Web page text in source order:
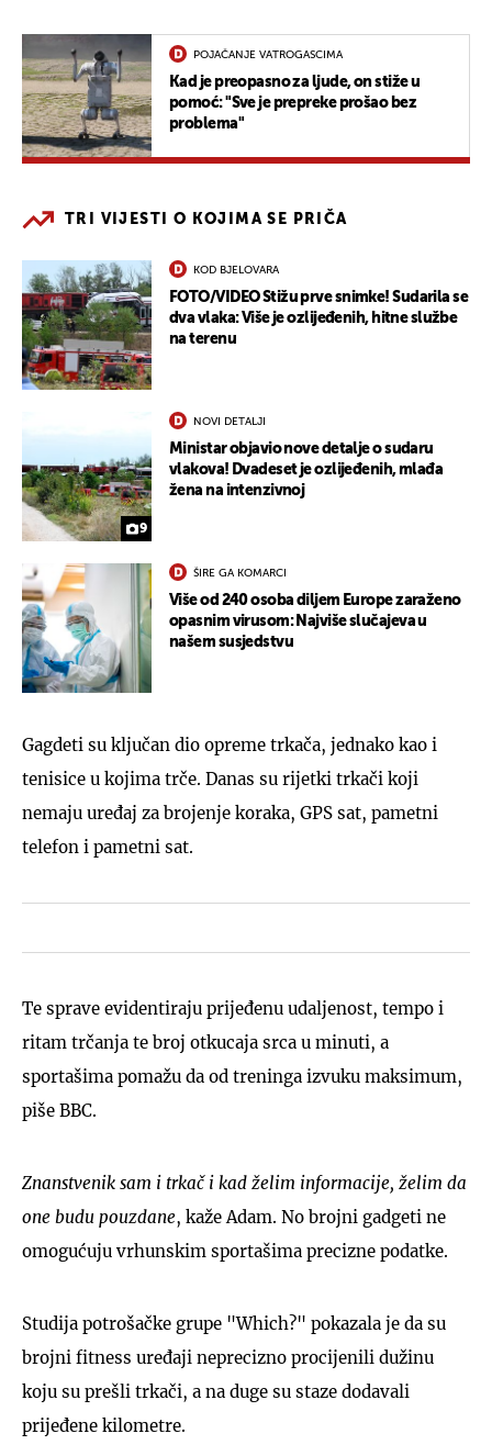
POJAČANJE VATROGASCIMA
Kad je preopasno za ljude, on stiže u
pomoć: "Sve je prepreke prošao bez
problema"
TRI VIJESTI O KOJIMA SE PRIČA
KOD BJELOVARA
FOTO/VIDEO Stižu prve snimke! Sudarila se
dva vlaka: Više je ozlijeđenih, hitne službe
na terenu
9
NOVI DETALJI
Ministar objavio nove detalje o sudaru
vlakova! Dvadeset je ozlijeđenih, mlađa
žena na intenzivnoj
ŠIRE GA KOMARCI
Više od 240 osoba diljem Europe zaraženo
opasnim virusom: Najviše slučajeva u
našem susjedstvu
Gagdeti su ključan dio opreme trkača, jednako kao i
tenisice u kojima trče. Danas su rijetki trkači koji
nemaju uređaj za brojenje koraka, GPS sat, pametni
telefon i pametni sat.
Te sprave evidentiraju prijeđenu udaljenost, tempo i
ritam trčanja te broj otkucaja srca u minuti, a
sportašima pomažu da od treninga izvuku maksimum,
piše BBC.
Znanstvenik sam i trkač i kad želim informacije, želim da
one budu pouzdane, kaže Adam. No brojni gadgeti ne
omogućuju vrhunskim sportašima precizne podatke.
Studija potrošačke grupe "Which?" pokazala je da su
brojni fitness uređaji neprecizno procijenili dužinu
koju su prešli trkači, a na duge su staze dodavali
prijeđene kilometre.